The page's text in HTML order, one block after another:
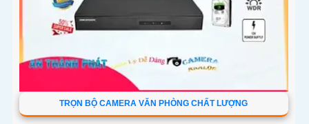
TRỌN BỘ CAMERA VĂN PHÒNG CHẤT LƯỢNG